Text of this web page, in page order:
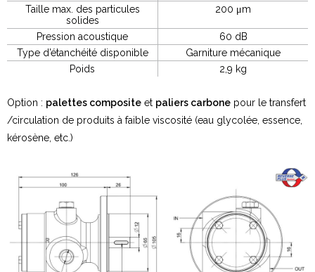
Taille max. des particules
solides
200 μm
Pression acoustique
60 dB
Type d’étanchéité disponible
Garniture mécanique
Poids
2,9 kg
Option : palettes composite et paliers carbone pour le transfert
/circulation de produits à faible viscosité (eau glycolée, essence,
kérosène, etc.)